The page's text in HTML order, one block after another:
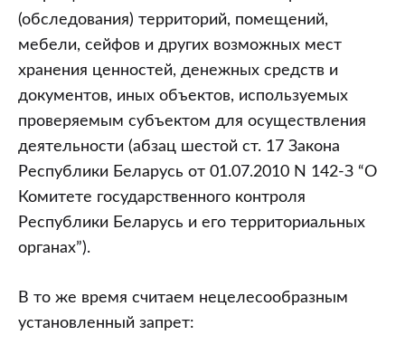
(обследования) территорий, помещений,
мебели, сейфов и других возможных мест
хранения ценностей, денежных средств и
документов, иных объектов, используемых
проверяемым субъектом для осуществления
деятельности (абзац шестой ст. 17 Закона
Республики Беларусь от 01.07.2010 N 142-З “О
Комитете государственного контроля
Республики Беларусь и его территориальных
органах”).
В то же время считаем нецелесообразным
установленный запрет: